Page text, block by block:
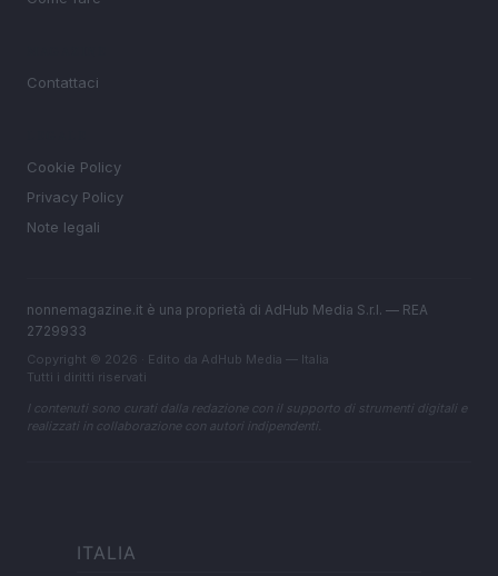
Contattaci
Cookie Policy
Privacy Policy
Note legali
nonnemagazine.it è una proprietà di AdHub Media S.r.l. — REA
2729933
Copyright © 2026 · Edito da AdHub Media — Italia
Tutti i diritti riservati
I contenuti sono curati dalla redazione con il supporto di strumenti digitali e
realizzati in collaborazione con autori indipendenti.
ITALIA